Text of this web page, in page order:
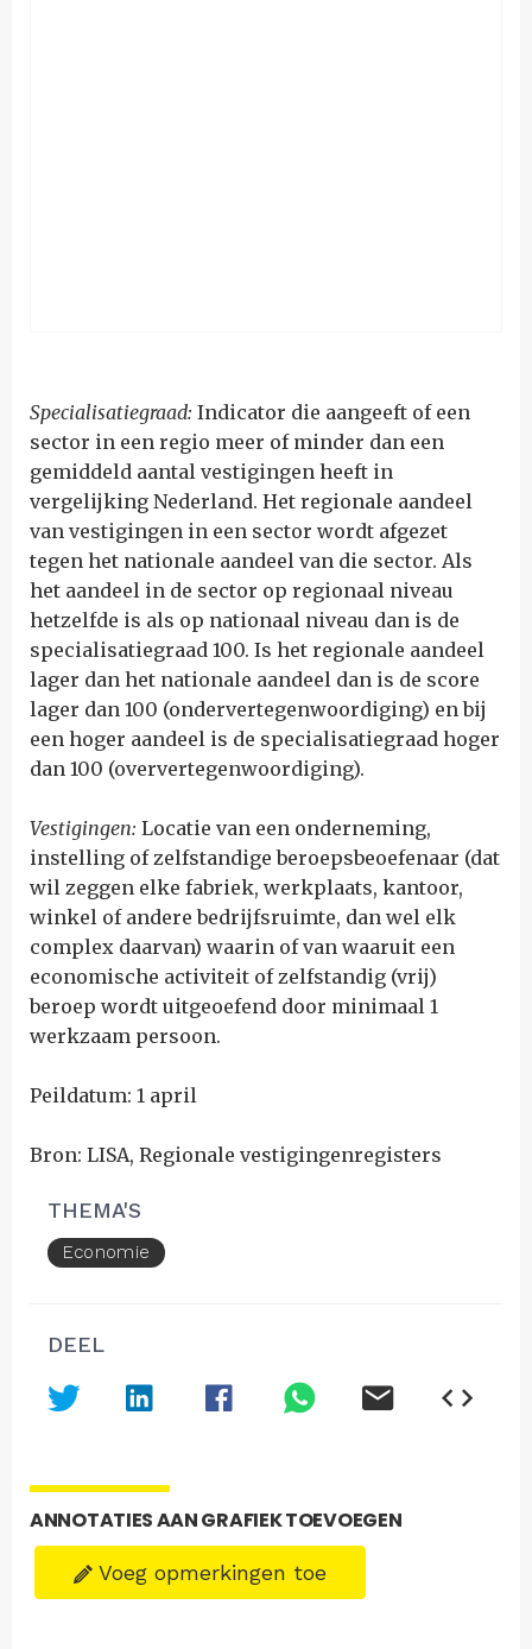
Specialisatiegraad: Indicator die aangeeft of een
sector in een regio meer of minder dan een
gemiddeld aantal vestigingen heeft in
vergelijking Nederland. Het regionale aandeel
van vestigingen in een sector wordt afgezet
tegen het nationale aandeel van die sector. Als
het aandeel in de sector op regionaal niveau
hetzelfde is als op nationaal niveau dan is de
specialisatiegraad 100. Is het regionale aandeel
lager dan het nationale aandeel dan is de score
lager dan 100 (ondervertegenwoordiging) en bij
een hoger aandeel is de specialisatiegraad hoger
dan 100 (oververtegenwoordiging).
Vestigingen: Locatie van een onderneming,
instelling of zelfstandige beroepsbeoefenaar (dat
wil zeggen elke fabriek, werkplaats, kantoor,
winkel of andere bedrijfsruimte, dan wel elk
complex daarvan) waarin of van waaruit een
economische activiteit of zelfstandig (vrij)
beroep wordt uitgeoefend door minimaal 1
werkzaam persoon.
Peildatum: 1 april
Bron: LISA, Regionale vestigingenregisters
THEMA'S
Economie
DEEL
ANNOTATIES AAN GRAFIEK TOEVOEGEN
Voeg opmerkingen toe